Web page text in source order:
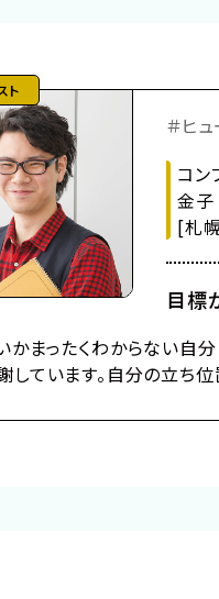
ト
＃ヒ
コン
金子
[札
目標
かまったくわからない自
しています。自分の立ち